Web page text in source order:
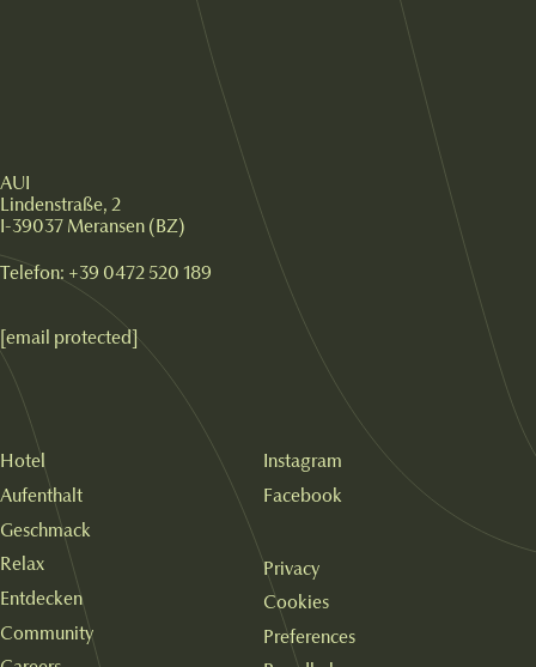
AUI
Lindenstraße, 2
I-39037 Meransen (BZ)
Telefon: +39 0472 520 189
[email protected]
Hotel
Aufenthalt
Geschmack
Relax
Entdecken
Community
Instagram
Facebook
Privacy
Cookies
Preferences